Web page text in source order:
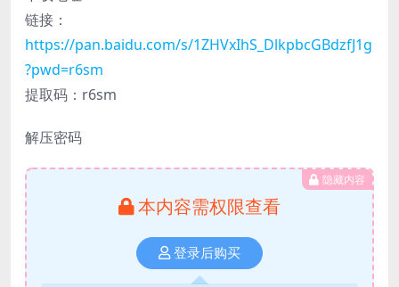
链接：
https://pan.baidu.com/s/1ZHVxIhS_DlkpbcGBdzfJ1g
?pwd=r6sm
提取码：r6sm
解压密码
隐藏内容
本内容需权限查看
登录后购买